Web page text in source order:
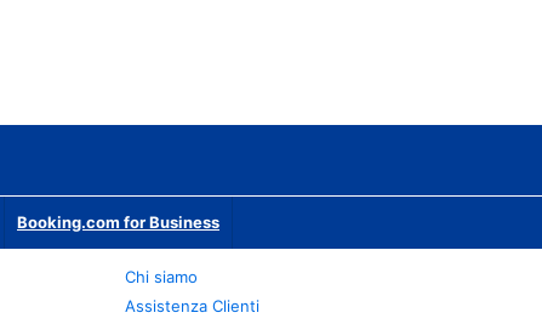
Booking.com for Business
Chi siamo
Assistenza Clienti